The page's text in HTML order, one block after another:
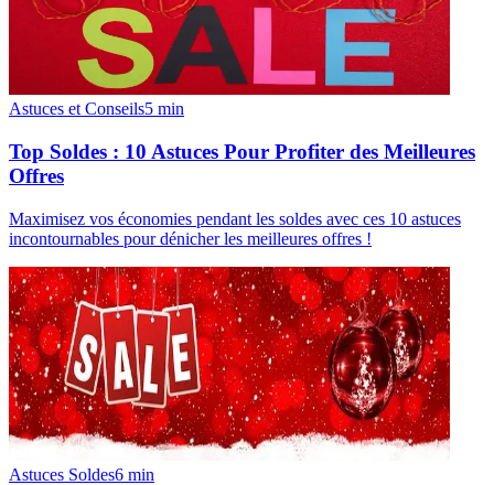
Astuces et Conseils5 min
Top Soldes : 10 Astuces Pour Profiter des Meilleures
Offres
Maximisez vos économies pendant les soldes avec ces 10 astuces
incontournables pour dénicher les meilleures offres !
Astuces Soldes6 min